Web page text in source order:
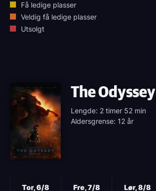
Få ledige plasser
Veldig få ledige plasser
Utsolgt
The Odyssey
Lengde: 2 timer 52 min
Aldersgrense: 12 år
Tor, 6/8 Fre, 7/8 Lør, 8/8